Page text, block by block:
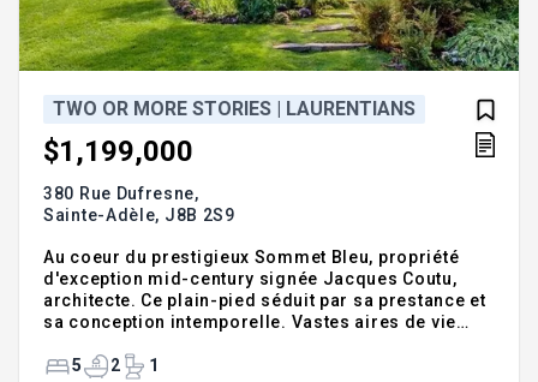
TWO OR MORE STORIES | LAURENTIANS
$1,199,000
380 Rue Dufresne,
Sainte-Adèle, J8B 2S9
Au coeur du prestigieux Sommet Bleu, propriété
d'exception mid-century signée Jacques Coutu,
architecte. Ce plain-pied séduit par sa prestance et
sa conception intemporelle. Vastes aires de vie
central et fenestration panoramique offrant une vue
5 2 1